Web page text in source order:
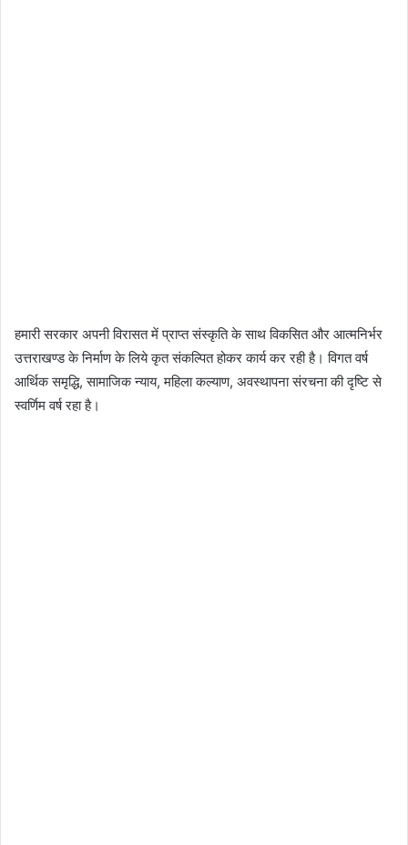
हमारी सरकार अपनी विरासत में प्राप्त संस्कृति के साथ विकसित और आत्मनिर्भर
उत्तराखण्ड के निर्माण के लिये कृत संकल्पित होकर कार्य कर रही है। विगत वर्ष
आर्थिक समृद्धि, सामाजिक न्याय, महिला कल्याण, अवस्थापना संरचना की दृष्टि से
स्वर्णिम वर्ष रहा है।